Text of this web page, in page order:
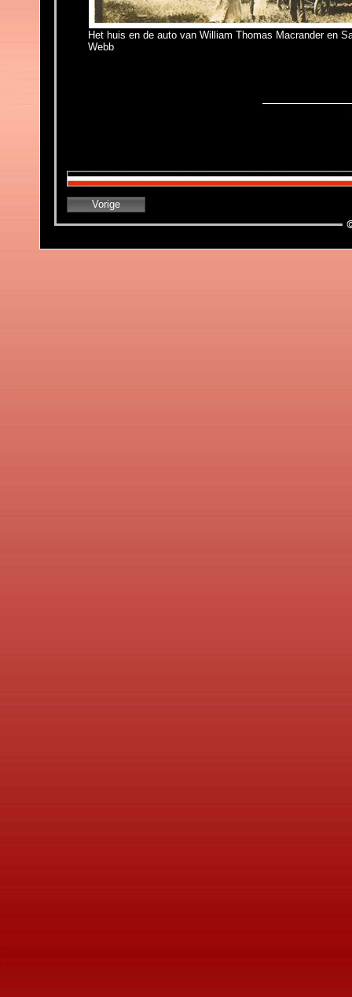
Het huis en de auto van William Thomas Macrander en
Webb
Vorige